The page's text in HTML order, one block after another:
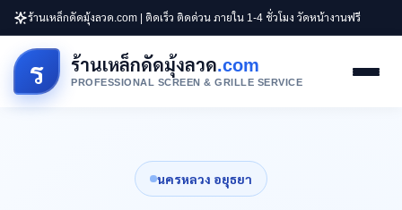
ร้านเหล็กดัดมุ้งลวด.com | ติดเร็ว ติดด่วน ภายใน 1-4 ชั่วโมง วัดหน้างานฟรี
ร ร้านเหล็กดัดมุ้งลวด.com
PROFESSIONAL SCREEN & GRILLE SERVICE
นครหลวง อยุธยา